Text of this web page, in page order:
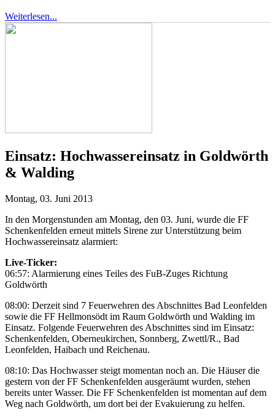
Weiterlesen...
Einsatz: Hochwassereinsatz in Goldwörth
& Walding
Montag, 03. Juni 2013
In den Morgenstunden am Montag, den 03. Juni, wurde die FF
Schenkenfelden erneut mittels Sirene zur Unterstützung beim
Hochwassereinsatz alarmiert:
Live-Ticker:
06:57: Alarmierung eines Teiles des FuB-Zuges Richtung
Goldwörth
08:00: Derzeit sind 7 Feuerwehren des Abschnittes Bad Leonfelden
sowie die FF Hellmonsödt im Raum Goldwörth und Walding im
Einsatz. Folgende Feuerwehren des Abschnittes sind im Einsatz:
Schenkenfelden, Oberneukirchen, Sonnberg, Zwettl/R., Bad
Leonfelden, Haibach und Reichenau.
08:10: Das Hochwasser steigt momentan noch an. Die Häuser die
gestern von der FF Schenkenfelden ausgeräumt wurden, stehen
bereits unter Wasser. Die FF Schenkenfelden ist momentan auf dem
Weg nach Goldwörth, um dort bei der Evakuierung zu helfen.